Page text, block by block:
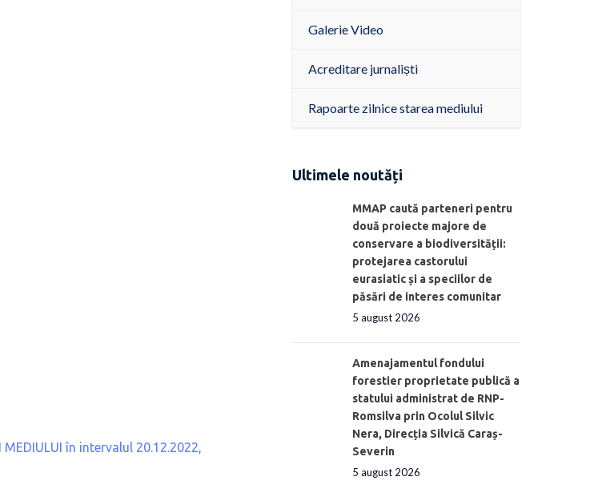
MEDIULUI în intervalul 20.12.2022,
Galerie Video
Acreditare jurnaliști
Rapoarte zilnice starea mediului
Ultimele noutăți
MMAP caută parteneri pentru
două proiecte majore de
conservare a biodiversității:
protejarea castorului
eurasiatic și a speciilor de
păsări de interes comunitar
5 august 2026
Amenajamentul fondului
forestier proprietate publică a
statului administrat de RNP-
Romsilva prin Ocolul Silvic
Nera, Direcția Silvică Caraș-
Severin
5 august 2026